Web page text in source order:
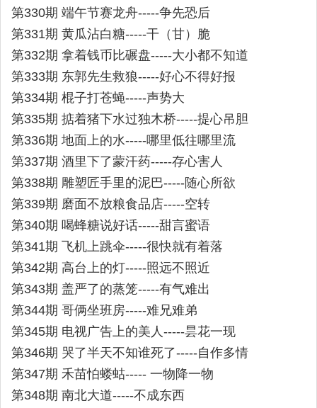
第330期 端午节赛龙舟-----争先恐后
第331期 黄瓜沾白糖-----干（甘）脆
第332期 拿着钱币比碾盘-----大小都不知道
第333期 东郭先生救狼-----好心不得好报
第334期 棍子打苍蝇-----声势大
第335期 掂着猪下水过独木桥-----提心吊胆
第336期 地面上的水-----哪里低往哪里流
第337期 酒里下了蒙汗药-----存心害人
第338期 雕塑匠手里的泥巴-----随心所欲
第339期 磨面不放粮食品店-----空转
第340期 喝蜂糖说好话-----甜言蜜语
第341期 飞机上跳伞-----很快就有着落
第342期 高台上的灯-----照远不照近
第343期 盖严了的蒸笼-----有气难出
第344期 哥俩坐班房-----难兄难弟
第345期 电视广告上的美人-----昙花一现
第346期 哭了半天不知谁死了-----自作多情
第347期 禾苗怕蝼蛄----- 一物降一物
第348期 南北大道-----不成东西